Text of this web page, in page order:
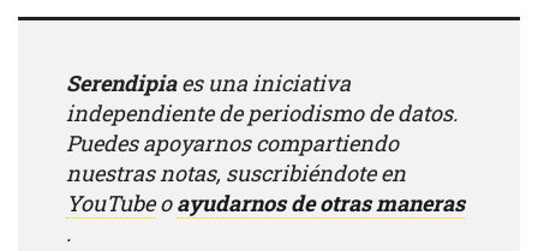
Serendipiaes una iniciativa
independiente de periodismo de datos.
Puedes apoyarnos compartiendo
nuestras notas, suscribiéndote en
YouTubeoayudarnos de otras maneras
.